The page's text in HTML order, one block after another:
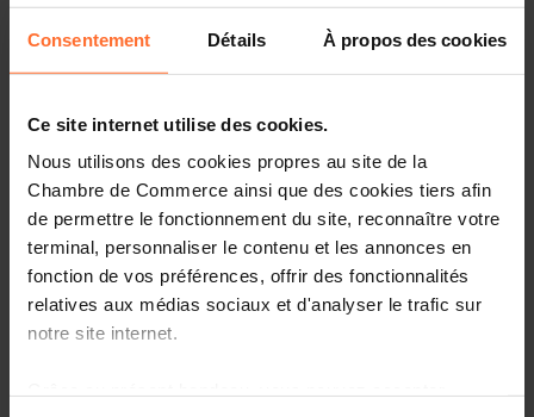
Consentement Détails À propos des cookies
Ce site internet utilise des cookies.
Nous utilisons des cookies propres au site de la
Chambre de Commerce ainsi que des cookies tiers afin
de permettre le fonctionnement du site, reconnaître votre
terminal, personnaliser le contenu et les annonces en
fonction de vos préférences, offrir des fonctionnalités
relatives aux médias sociaux et d'analyser le trafic sur
notre site internet.
peuvent concevoir, commercialiser et/ou mettre en place,
dans des pays tiers, des structures complexes, faisant
La Commission rappelle que ces dernières années,
l’Union a adopté plusieurs mesures pour lutter contre la
fraude fiscale et la planification fiscale agressive,
notamment :
la directive sur la lutte contre l’évasion fiscale telle
que modifiée (ATAD) ;